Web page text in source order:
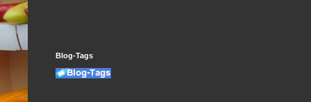
Blog-Tags